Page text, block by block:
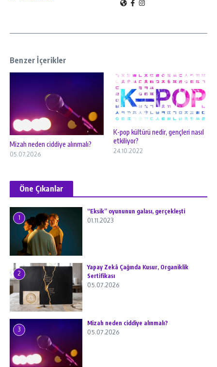
Benzer İçerikler
Mizah neden ciddiye alınmalı?
05.07.2026
K-pop kültürü nedir, gençleri nasıl
etkiliyor?
24.10.2022
Öne Çıkanlar
1
“Eksik” oyununun galası, gerçekleşti
01.11.2023
2
Yapay Zekâ Çağında Kusur, Organiklik
Sertifikası
05.07.2026
3
Mizah neden ciddiye alınmalı?
05.07.2026